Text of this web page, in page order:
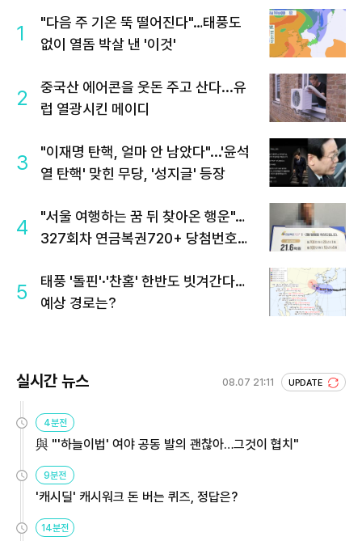
1
"다음 주 기온 뚝 떨어진다"…태풍도
없이 열돔 박살 낸 '이것'
2
중국산 에어콘을 웃돈 주고 산다...유
럽 열광시킨 메이디
3
"이재명 탄핵, 얼마 안 남았다"...'윤석
열 탄핵' 맞힌 무당, '성지글' 등장
4
"서울 여행하는 꿈 뒤 찾아온 행운"…
327회차 연금복권720+ 당첨번호조
5
태풍 '돌핀'·'찬홈' 한반도 빗겨간다…
예상 경로는?
실시간 뉴스 08.07 21:11 UPDATE
4분전
與 "'하늘이법' 여야 공동 발의 괜찮아…그것이 협치"
9분전
'캐시딜' 캐시워크 돈 버는 퀴즈, 정답은?
14분전